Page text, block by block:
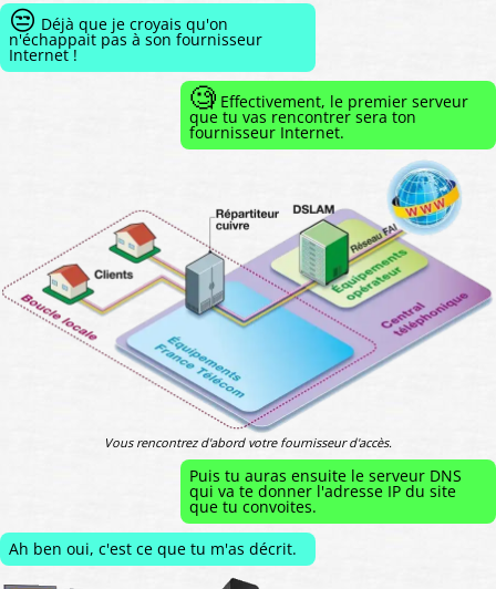
😒 Déjà que je croyais qu'on
n'échappait pas à son fournisseur
Internet !
🧐 Effectivement, le premier serveur
que tu vas rencontrer sera ton
fournisseur Internet.
Vous rencontrez d'abord votre fournisseur d'accès.
Puis tu auras ensuite le serveur DNS
qui va te donner l'adresse IP du site
que tu convoites.
Ah ben oui, c'est ce que tu m'as décrit.